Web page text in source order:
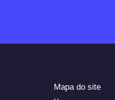
Mapa do site